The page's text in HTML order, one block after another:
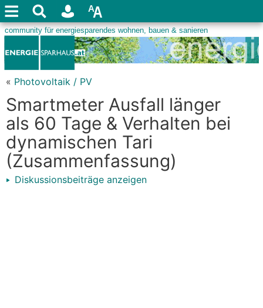
« Photovoltaik / PV
Smartmeter Ausfall länger
als 60 Tage & Verhalten bei
dynamischen Tari
(Zusammenfassung)
Diskussionsbeiträge anzeigen